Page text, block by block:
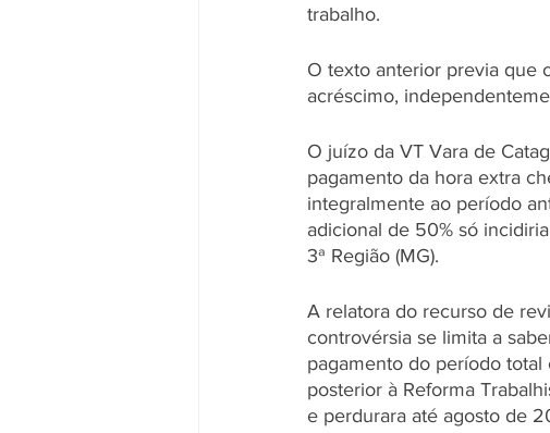
trabalho.
O texto anterior previa que
acréscimo,
O juízo da VT Vara de
pagamento da hora extra
integralmente ao período
adicional de 50% só
3ª Região (MG).
A relatora do recurso de
controvérsia se limita a
pagamento do período
posterior à Reforma
e perdurara até agosto de